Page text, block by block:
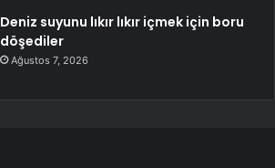
Deniz suyunu lıkır lıkır içmek için boru
döşediler
Ağustos 7, 2026